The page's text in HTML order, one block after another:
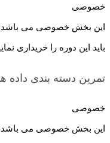
خصوصی
این بخش خصوصی می باشد.
باید این دوره را خریداری
تمرین دسته بندی داده
خصوصی
این بخش خصوصی می باشد.